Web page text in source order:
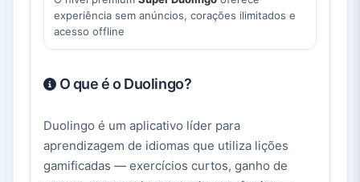
experiência sem anúncios, corações ilimitados e
acesso offline
O que é o Duolingo?
Duolingo é um aplicativo líder para
aprendizagem de idiomas que utiliza lições
gamificadas — exercícios curtos, ganho de